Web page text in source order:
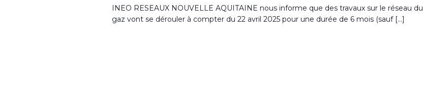
INEO RESEAUX NOUVELLE AQUITAINE nous informe que des travaux sur le réseau du
gaz vont se dérouler à compter du 22 avril 2025 pour une durée de 6 mois (sauf […]